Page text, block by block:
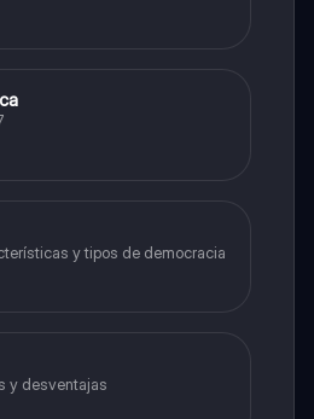
y tipos de democracia
y desventajas